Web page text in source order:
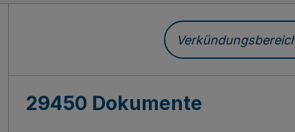
Verkündungsbereich
29450 Dokumente